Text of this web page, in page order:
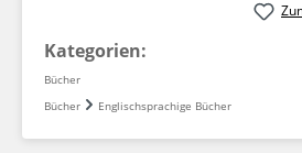
Kategorien:
Bücher
Bücher
Englischsprachige Bücher